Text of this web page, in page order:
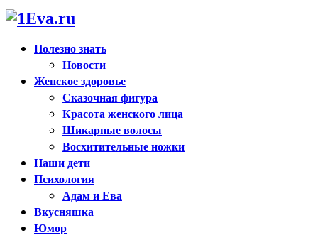
Полезно знать
Новости
Женское здоровье
Сказочная фигура
Красота женского лица
Шикарные волосы
Восхитительные ножки
Наши дети
Психология
Адам и Ева
Вкусняшка
Юмор